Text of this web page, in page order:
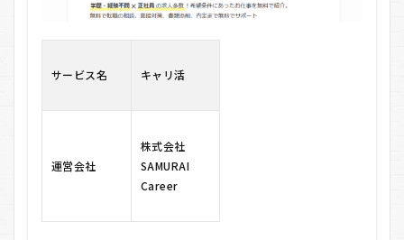
悪
口
ャ
サービス名 キャリ活
運営会社
株式会社
SAMURAI
Career